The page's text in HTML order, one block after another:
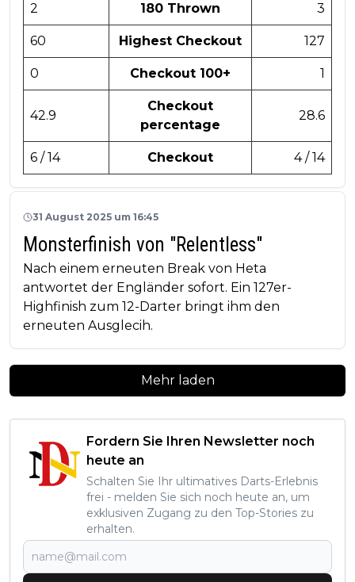
2 180 Thrown 3
60 Highest Checkout 127
0 Checkout 100+ 1
42.9
Checkout
percentage
28.6
6 / 14 Checkout 4 / 14
31 August 2025 um 16:45
Monsterfinish von "Relentless"
Nach einem erneuten Break von Heta
antwortet der Engländer sofort. Ein 127er-
Highfinish zum 12-Darter bringt ihm den
erneuten Ausglecih.
Mehr laden
Fordern Sie Ihren Newsletter noch
heute an
Schalten Sie Ihr ultimatives Darts-Erlebnis
frei - melden Sie sich noch heute an, um
exklusiven Zugang zu den Top-Stories zu
erhalten.